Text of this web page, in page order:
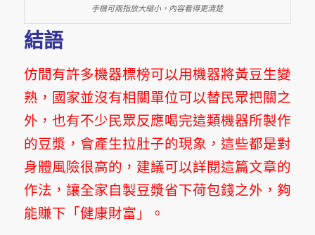
手機可兩指放大縮小，內容看得更清楚
結語
仿間有許多機器標榜可以用機器將黃豆生變
熟，國家並沒有相關單位可以替民眾把關之
外，也有不少民眾反應喝完這類機器所製作
的豆漿，會產生拉肚子的現象，這些都是對
身體風險很高的，建議可以詳閱這篇文章的
作法，讓全家自製豆漿省下荷包錢之外，夠
能賺下「健康財富」。